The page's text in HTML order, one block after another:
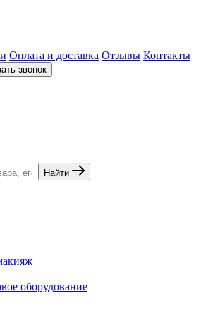
Оплата и доставка Отзывы Контакты
звонок
Найти
оборудование